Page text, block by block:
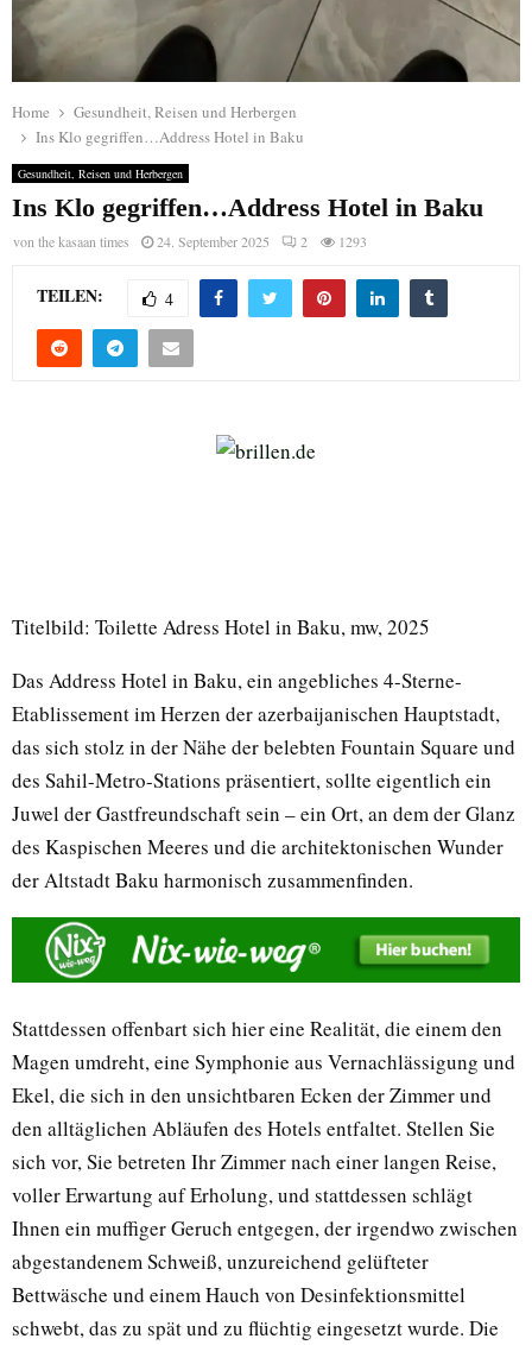
Home
Gesundheit, Reisen und Herbergen
Ins Klo gegriffen…Address Hotel in Baku
Gesundheit, Reisen und Herbergen
Ins Klo gegriffen…Address Hotel in Baku
von the kasaan times 24. September 2025 2 1293
TEILEN: 4
Titelbild: Toilette Adress Hotel in Baku, mw, 2025
Das Address Hotel in Baku, ein angebliches 4-Sterne-
Etablissement im Herzen der azerbaijanischen Hauptstadt,
das sich stolz in der Nähe der belebten Fountain Square und
des Sahil-Metro-Stations präsentiert, sollte eigentlich ein
Juwel der Gastfreundschaft sein – ein Ort, an dem der Glanz
des Kaspischen Meeres und die architektonischen Wunder
der Altstadt Baku harmonisch zusammenfinden.
Stattdessen offenbart sich hier eine Realität, die einem den
Magen umdreht, eine Symphonie aus Vernachlässigung und
Ekel, die sich in den unsichtbaren Ecken der Zimmer und
den alltäglichen Abläufen des Hotels entfaltet. Stellen Sie
sich vor, Sie betreten Ihr Zimmer nach einer langen Reise,
voller Erwartung auf Erholung, und stattdessen schlägt
Ihnen ein muffiger Geruch entgegen, der irgendwo zwischen
abgestandenem Schweiß, unzureichend gelüfteter
Bettwäsche und einem Hauch von Desinfektionsmittel
schwebt, das zu spät und zu flüchtig eingesetzt wurde. Die